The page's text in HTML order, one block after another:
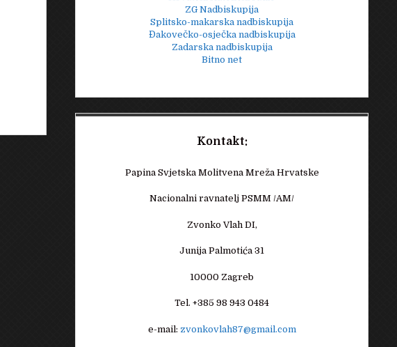
ZG Nadbiskupija
Splitsko-makarska nadbiskupija
Đakovečko-osječka nadbiskupija
Zadarska nadbiskupija
Bitno net
Kontakt:
Papina Svjetska Molitvena Mreža Hrvatske
Nacionalni ravnatelj PSMM /AM/
Zvonko Vlah DI,
Junija Palmotića 31
10000 Zagreb
Tel. +385 98 943 0484
e-mail: zvonkovlah87@gmail.com